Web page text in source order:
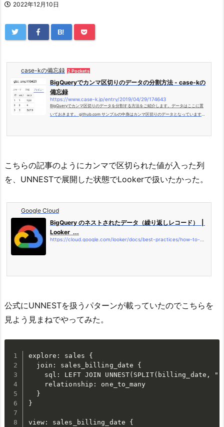
2022年12月10日
B!
case-kの備忘録 2 Pockets
BigQueryでカンマ区切りのデータの分割方法 - case-kの
備忘録
https://www.case-k.jp/entry/2019/04/29/174643
BIgQueryでカンマ区切りのデータを分割する方法をご紹介します。データはここに置
いておきます。 github.com サンプルの中身はカンマ区切りのデータとなっています。
こちらの記事のようにカンマで区切られた値が入った列
を、UNNESTで展開した状態でLookerで扱いたかった。
Google Cloud
BigQuery のネストされたデータ（繰り返しレコード） |
Looker ...
公式にUNNESTを扱うパターンが載っていたのでこちらを
見よう見まねでやってみた。
explore: sales {
  join: sales_billing_date {
sql: LEFT JOIN UNNEST(SPLIT(billing_date,
    relationship: one_to_many
  }
}
view: sales_billing_date {